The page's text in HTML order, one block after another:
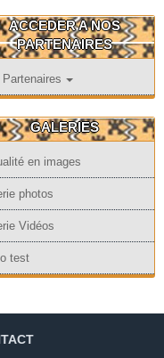
ACCEDER A NOS
PARTENAIRES
Partenaires
GALERIES
en images
photos
Vidéos
test